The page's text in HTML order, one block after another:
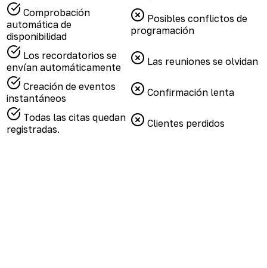
Comprobación
automática de
disponibilidad
Posibles conflictos de
programación
Los recordatorios se
envían automáticamente
Las reuniones se olvidan
Creación de eventos
instantáneos
Confirmación lenta
Todas las citas quedan
registradas.
Clientes perdidos